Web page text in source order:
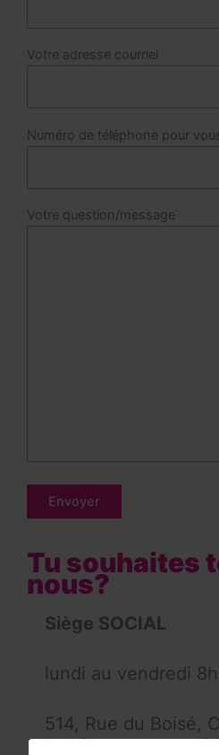
Tu souhaites
nous?
Siège SOCIAL
lundi au vendredi
514, Rue du Boisé,
Les Bergeronnes,
Votre adresse courriel
Numéro de téléphone pour
Votre question/message